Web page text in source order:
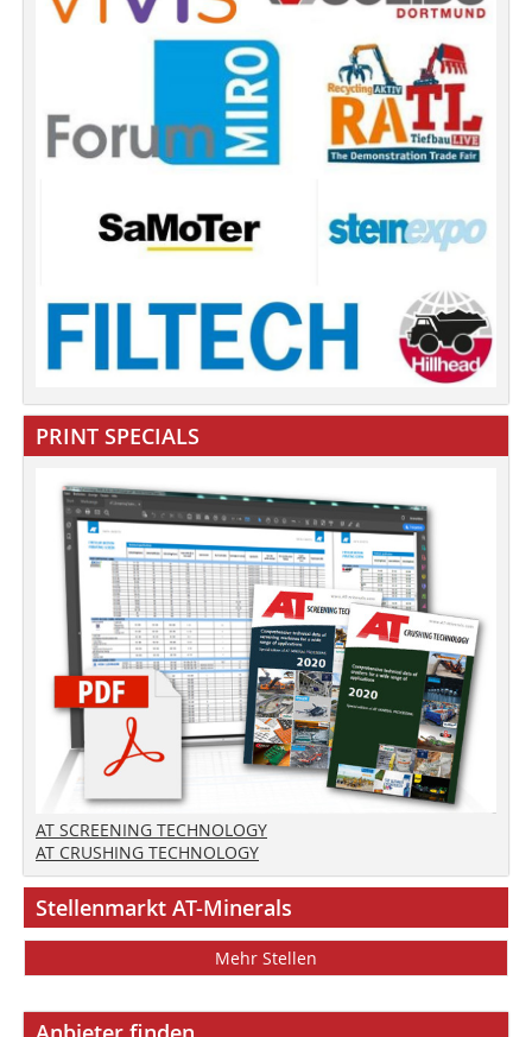
PRINT SPECIALS
AT SCREENING TECHNOLOGY
AT CRUSHING TECHNOLOGY
Stellenmarkt AT-Minerals
Mehr Stellen